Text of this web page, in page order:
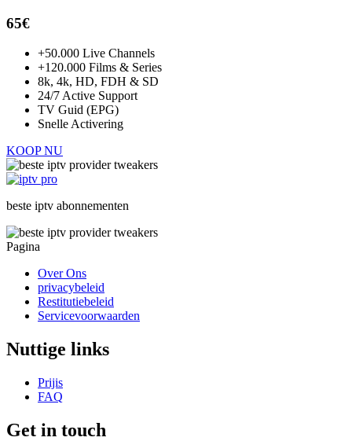
65€
+50.000 Live Channels
+120.000 Films & Series
8k, 4k, HD, FDH & SD
24/7 Active Support
TV Guid (EPG)
Snelle Activering
KOOP NU
beste iptv abonnementen
Pagina
Over Ons
privacybeleid
Restitutiebeleid
Servicevoorwaarden
Nuttige links​
Prijis
FAQ
Get in touch